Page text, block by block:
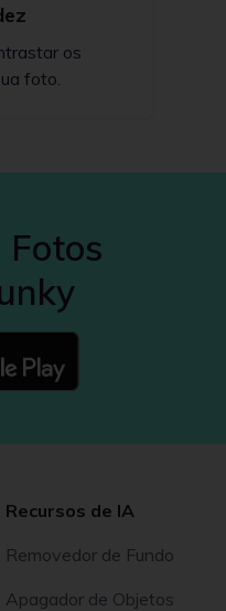
os
foto.
Fotos
Recursos de IA
Removedor de Fundo
Apagador de Objetos